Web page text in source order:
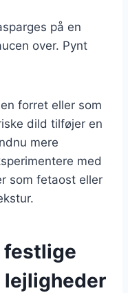
på en
over. Pynt
forret eller som
dild tilføjer en
mere
med
som fetaost eller
festlige